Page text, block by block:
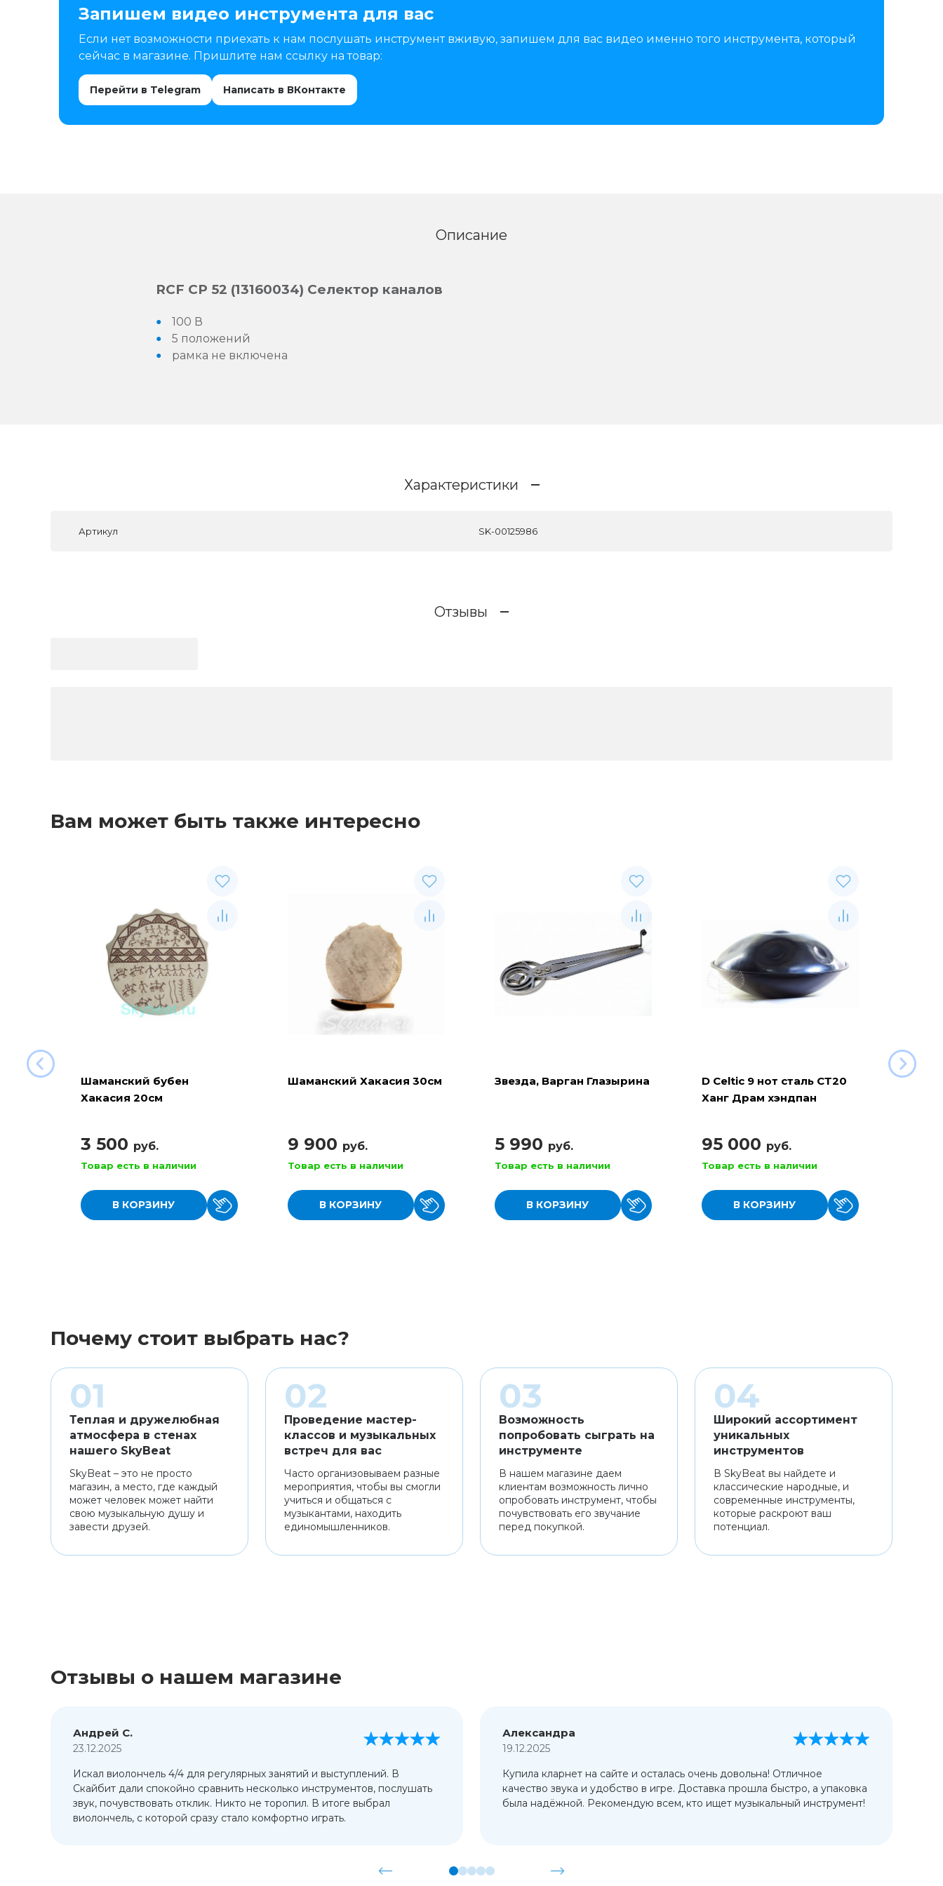
Запишем видео инструмента для вас
Если нет возможности приехать к нам послушать инструмент вживую, запишем для вас видео именно того инструмента, который
сейчас в магазине. Пришлите нам ссылку на товар:
Перейти в Telegram Написать в ВКонтакте
Описание
RCF CP 52 (13160034) Селектор каналов
100 В
5 положений
рамка не включена
Характеристики
Артикул SK-00125986
Отзывы
Вам может быть также интересно
Шаманский бубен
Хакасия 20см
3 500 руб.
Товар есть в наличии
В КОРЗИНУ
Шаманский Хакасия 30см
9 900 руб.
Товар есть в наличии
В КОРЗИНУ
Звезда, Варган Глазырина
5 990 руб.
Товар есть в наличии
В КОРЗИНУ
D Celtic 9 нот сталь СТ20
Ханг Драм хэндпан
95 000 руб.
Товар есть в наличии
В КОРЗИНУ
Баян
Почему стоит выбрать нас?
Теплая и дружелюбная
атмосфера в стенах
нашего SkyBeat
SkyBeat – это не просто
магазин, а место, где каждый
может человек может найти
свою музыкальную душу и
завести друзей.
Проведение мастер-
классов и музыкальных
встреч для вас
Часто организовываем разные
мероприятия, чтобы вы смогли
учиться и общаться с
музыкантами, находить
единомышленников.
Возможность
попробовать сыграть на
инструменте
В нашем магазине даем
клиентам возможность лично
опробовать инструмент, чтобы
почувствовать его звучание
перед покупкой.
Широкий ассортимент
уникальных
инструментов
В SkyBeat вы найдете и
классические народные, и
современные инструменты,
которые раскроют ваш
потенциал.
Отзывы о нашем магазине
Андрей С.
23.12.2025
Искал виолончель 4/4 для регулярных занятий и выступлений. В
Скайбит дали спокойно сравнить несколько инструментов, послушать
звук, почувствовать отклик. Никто не торопил. В итоге выбрал
виолончель, с которой сразу стало комфортно играть.
Александра
19.12.2025
Купила кларнет на сайте и осталась очень довольна! Отличное
качество звука и удобство в игре. Доставка прошла быстро, а упаковка
была надёжной. Рекомендую всем, кто ищет музыкальный инструмент!